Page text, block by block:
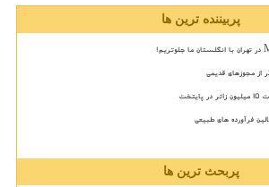
پربیننده ترین ها
از مجوزهای قدیمی
فرآورده های طبیعی
پربحث ترین ها